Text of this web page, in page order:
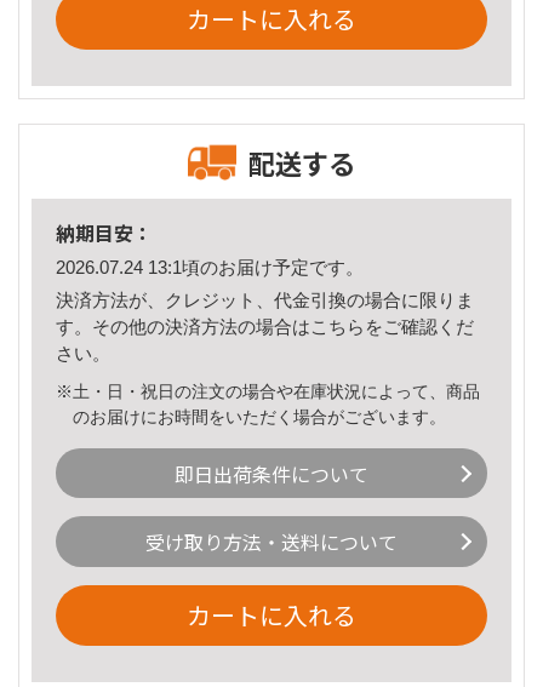
カートに入れる
配送する
納期目安：
2026.07.24 13:1頃のお届け予定です。
決済方法が、クレジット、代金引換の場合に限りま
す。その他の決済方法の場合はこちら をご確認くだ
さい。
※土・日・祝日の注文の場合や在庫状況によって、商品
のお届けにお時間をいただく場合がございます。
即日出荷条件について
受け取り方法・送料について
カートに入れる